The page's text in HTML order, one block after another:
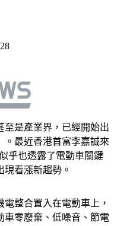
至是產業界，已經開始出
。最近香港首富李嘉誠來
乎也透露了電動車關鍵
看漲新趨勢。
整合置入在電動車上，
車零廢棄、低噪音、節電